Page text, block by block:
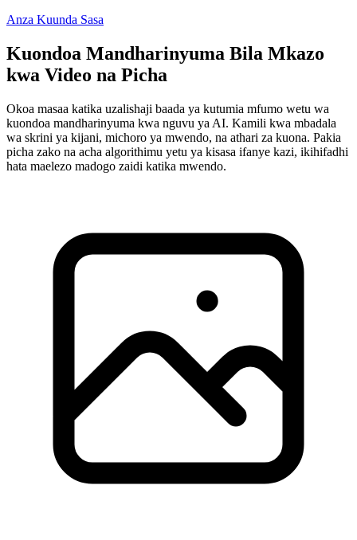
Anza Kuunda Sasa
Kuondoa Mandharinyuma Bila Mkazo
kwa Video na Picha
Okoa masaa katika uzalishaji baada ya kutumia mfumo wetu wa
kuondoa mandharinyuma kwa nguvu ya AI. Kamili kwa mbadala
wa skrini ya kijani, michoro ya mwendo, na athari za kuona. Pakia
picha zako na acha algorithimu yetu ya kisasa ifanye kazi, ikihifadhi
hata maelezo madogo zaidi katika mwendo.